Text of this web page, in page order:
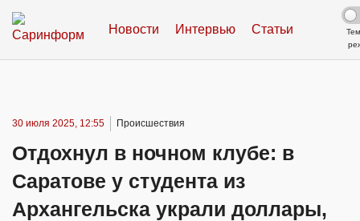
Новости Интервью Статьи
30 июля 2025, 12:55 Происшествия
Отдохнул в ночном клубе: в
Саратове у студента из
Архангельска украли доллары,